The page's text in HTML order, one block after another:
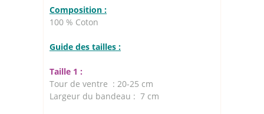
Composition :
100 % Coton
Guide des tailles :
Taille 1 :
Tour de ventre : 20-25 cm
Largeur du bandeau : 7 cm